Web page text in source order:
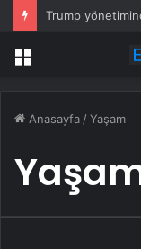
Menü
Anasayfa /Yaşam